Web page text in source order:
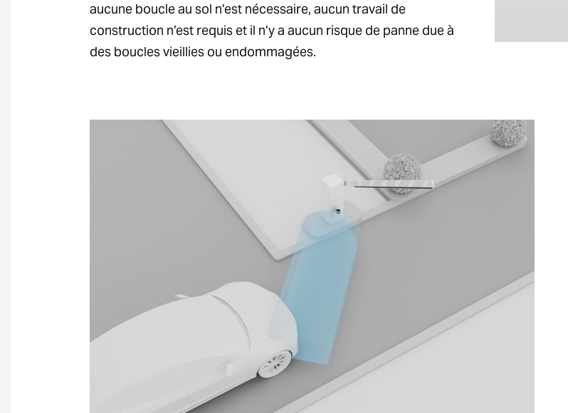
aucune boucle au sol n’est nécessaire, aucun travail de
construction n’est requis et il n’y a aucun risque de panne due à
des boucles vieillies ou endommagées.